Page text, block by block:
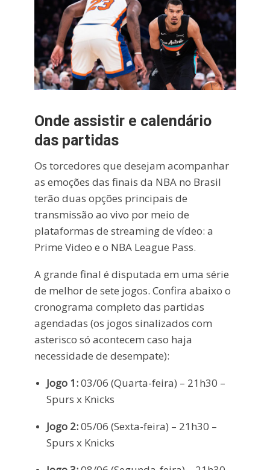
Onde assistir e calendário
das partidas
Os torcedores que desejam acompanhar
as emoções das finais da NBA no Brasil
terão duas opções principais de
transmissão ao vivo por meio de
plataformas de streaming de vídeo: a
Prime Video e o NBA League Pass.
A grande final é disputada em uma série
de melhor de sete jogos. Confira abaixo o
cronograma completo das partidas
agendadas (os jogos sinalizados com
asterisco só acontecem caso haja
necessidade de desempate):
Jogo 1:03/06 (Quarta-feira) – 21h30 –
Spurs x Knicks
Jogo 2:05/06 (Sexta-feira) – 21h30 –
Spurs x Knicks